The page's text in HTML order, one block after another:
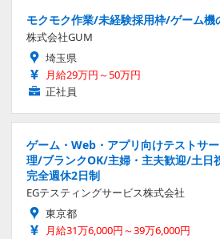
モクモク作業/未経験採用枠/ゲーム機
株式会社GUM
埼玉県
月給29万円～50万円
正社員
ゲーム・Web・アプリ向けテストサ
理/ブランクOK/主婦・主夫歓迎/土日
完全週休2日制
EGテスティングサービス株式会社
東京都
月給31万6,000円～39万6,000円